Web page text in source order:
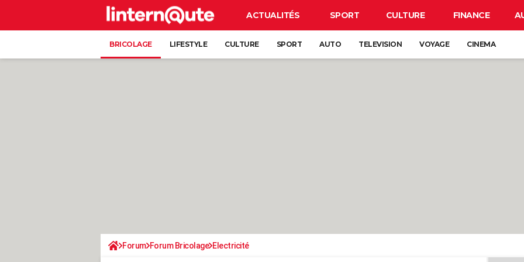
ACTUALITÉS SPORT CULTURE FINANCE
BRICOLAGE LIFESTYLE CULTURE SPORT AUTO TELEVISION VOYAGE CINEMA
Forum Forum Bricolage Electricité